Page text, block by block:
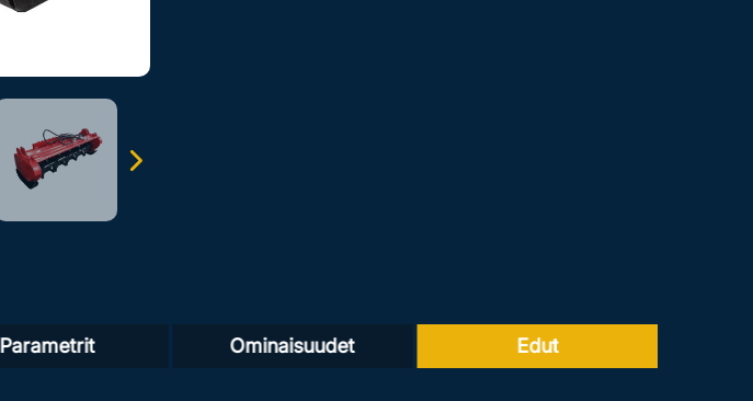
Parametrit Ominaisuudet Edut